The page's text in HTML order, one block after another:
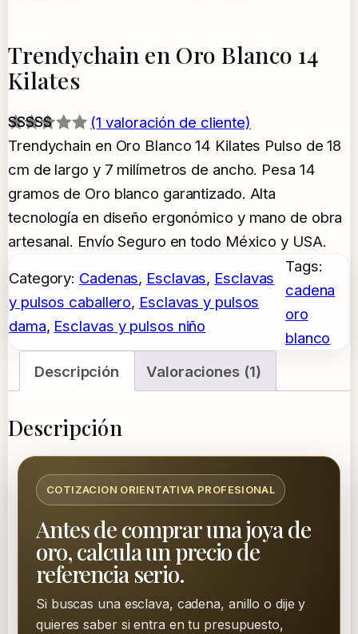
Trendychain en Oro Blanco 14
Kilates
Valorado
con5.00
de 5 en
base a
1
valoración
cliente
(1 valoración de cliente)
Trendychain en Oro Blanco 14 Kilates Pulso de 18
cm de largo y 7 milímetros de ancho. Pesa 14
gramos de Oro blanco garantizado. Alta
tecnología en diseño ergonómico y mano de obra
artesanal. Envío Seguro en todo México y USA.
Category: Cadenas, Esclavas, Esclavas
y pulsos caballero, Esclavas y pulsos
dama, Esclavas y pulsos niño
Tags:
cadena
oro
blanco
Descripción
Valoraciones (1)
Descripción
COTIZACION ORIENTATIVA PROFESIONAL
Antes de comprar una joya de
oro, calcula un precio de
referencia serio.
Si buscas una esclava, cadena, anillo o dije y
quieres saber si entra en tu presupuesto,